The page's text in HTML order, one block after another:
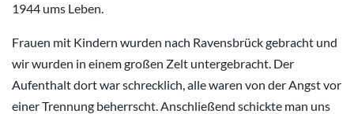
1944 ums Leben.
Frauen mit Kindern wurden nach Ravensbrück gebracht und
wir wurden in einem großen Zelt untergebracht. Der
Aufenthalt dort war schrecklich, alle waren von der Angst vor
einer Trennung beherrscht. Anschließend schickte man uns